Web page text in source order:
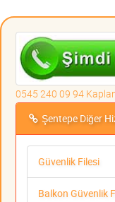
0545 240 09 94
Şentepe Diğer
Güvenlik Filesi
Balkon Güvenlik